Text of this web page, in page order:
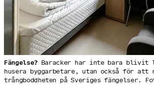
Fängelse?Baracker har inte bara blivit
husera byggarbetare, utan också för att
trångboddheten på Sveriges fängelser.